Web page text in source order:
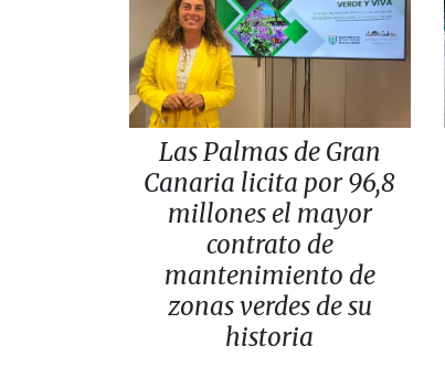
Las Palmas de Gran
Canaria licita por 96,8
millones el mayor
contrato de
mantenimiento de
zonas verdes de su
historia